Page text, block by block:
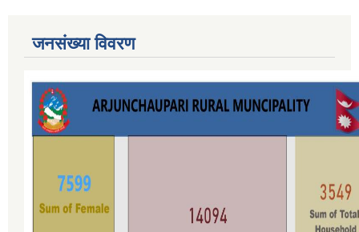
जनसंख्या विवरण